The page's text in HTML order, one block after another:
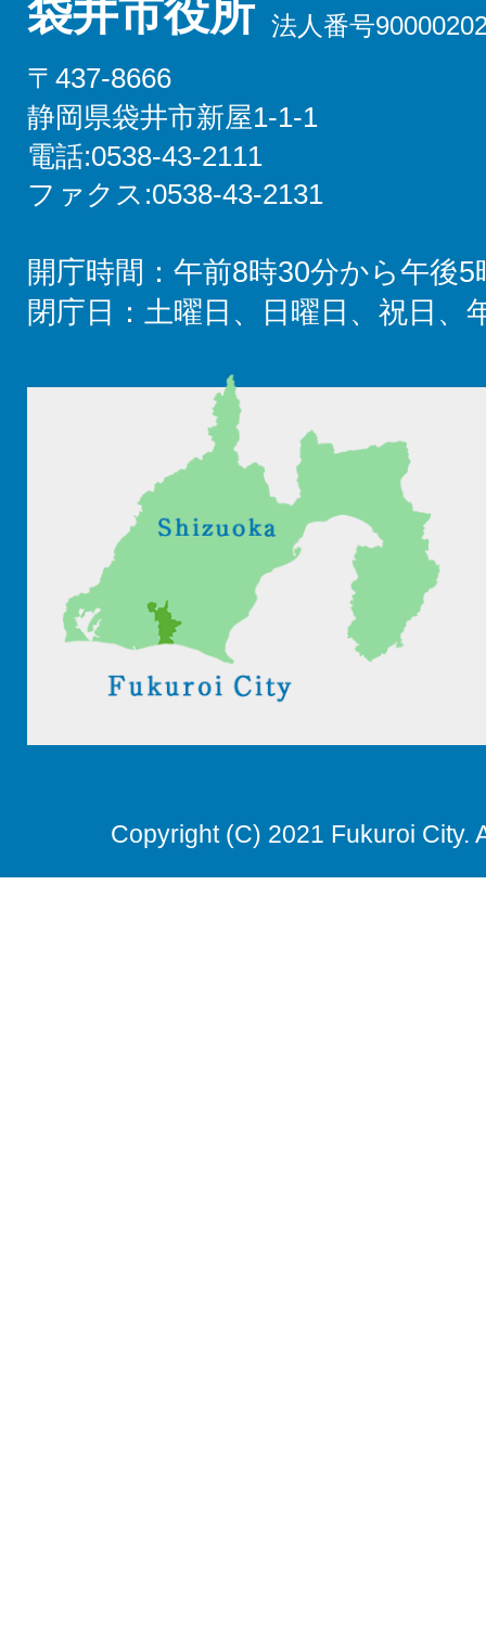
袋井市役所 法人番号
〒437-8666
静岡県袋井市新屋1-1-1
電話:0538-43-2111
ファクス:0538-43-2131
開庁時間：午前8時30分から午後5
閉庁日：土曜日、日曜日、祝日、
Copyright (C) 2021 Fukuroi City.